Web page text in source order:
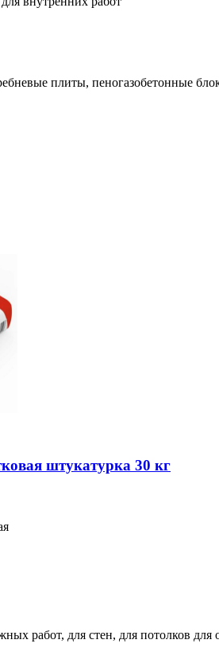
плиты, пеногазобетонные
штукатурка 30 кг
работ, для стен, для потолков для